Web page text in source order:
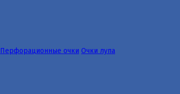
Перфорационные очки Очки лупа